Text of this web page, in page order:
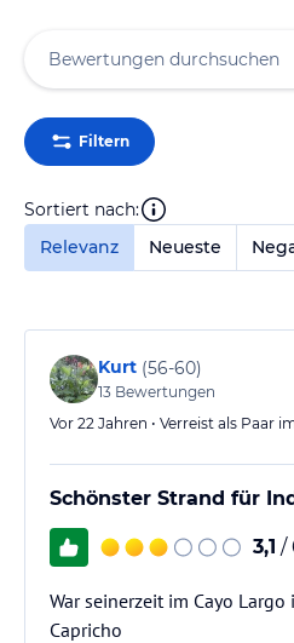
Filtern
Sortiert nach:
Relevanz
Neueste
Kurt (56-60)
13 Bewertungen
Vor 22 Jahren • Verreist als Paar
Schönster Strand für
3,1 /
War seinerzeit im Cayo
Capricho